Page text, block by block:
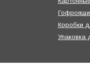
Коробки
Упаковка